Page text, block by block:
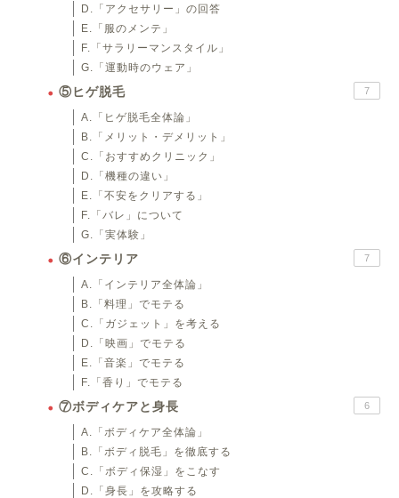
D.「アクセサリー」の回答
E.「服のメンテ」
F.「サラリーマンスタイル」
G.「運動時のウェア」
⑤ヒゲ脱毛 7
A.「ヒゲ脱毛全体論」
B.「メリット・デメリット」
C.「おすすめクリニック」
D.「機種の違い」
E.「不安をクリアする」
F.「バレ」について
G.「実体験」
⑥インテリア 7
A.「インテリア全体論」
B.「料理」でモテる
C.「ガジェット」を考える
D.「映画」でモテる
E.「音楽」でモテる
F.「香り」でモテる
⑦ボディケアと身長 6
A.「ボディケア全体論」
B.「ボディ脱毛」を徹底する
C.「ボディ保湿」をこなす
D.「身長」を攻略する